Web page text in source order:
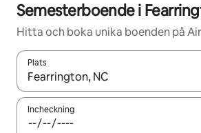
Semesterboende i
Hitta och boka unika boenden på
Plats
När resultaten är tillgängliga kan du
Incheckning